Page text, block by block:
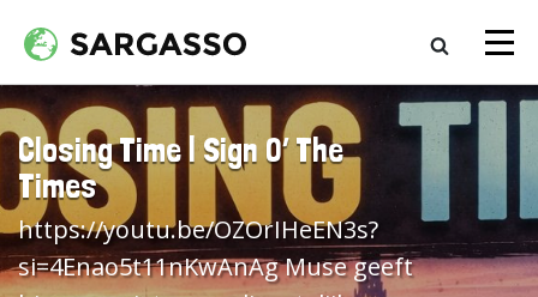
Closing Time | Sign O’ The
Times
https://youtu.be/OZOrIHeEN3s?
si=4Enao5t11nKwAnAg Muse geeft